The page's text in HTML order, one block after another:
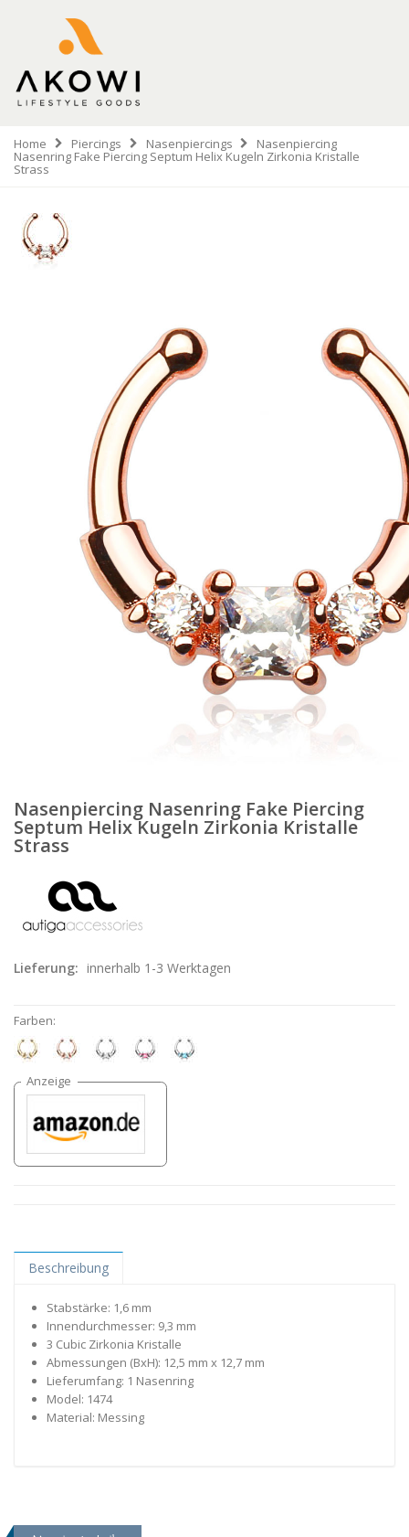
Home Piercings Nasenpiercings Nasenpiercing
Nasenring Fake Piercing Septum Helix Kugeln Zirkonia Kristalle
Strass
Nasenpiercing Nasenring Fake Piercing
Septum Helix Kugeln Zirkonia Kristalle
Strass
Lieferung: innerhalb 1-3 Werktagen
Farben:
Beschreibung
Stabstärke: 1,6 mm
Innendurchmesser: 9,3 mm
3 Cubic Zirkonia Kristalle
Abmessungen (BxH): 12,5 mm x 12,7 mm
Lieferumfang: 1 Nasenring
Model: 1474
Material: Messing